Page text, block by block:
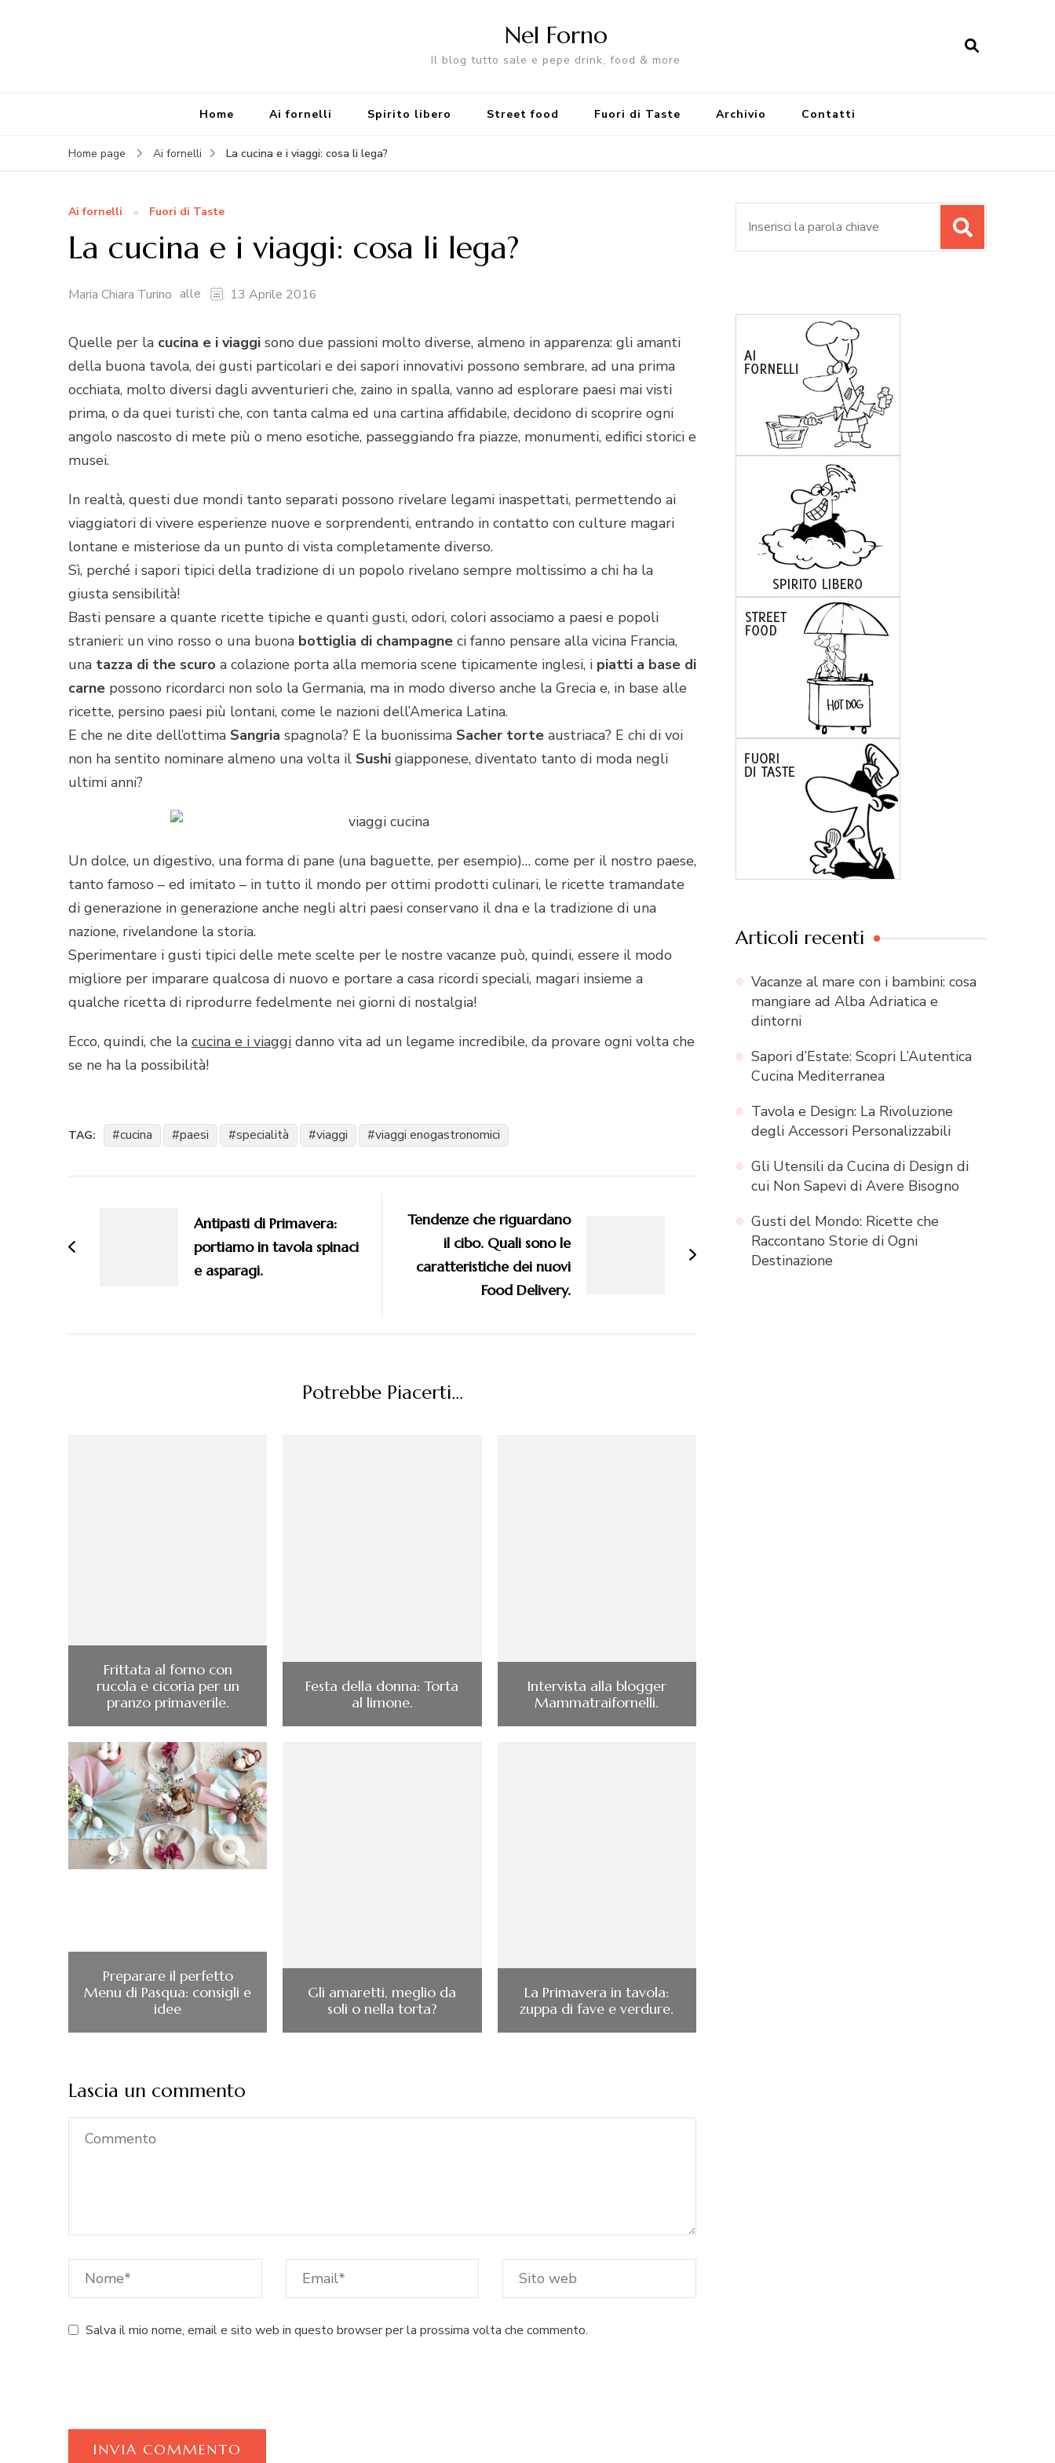
Nel Forno
Il blog tutto sale e pepe drink, food & more
Home Ai fornelli Spirito libero Street food Fuori di Taste Archivio Contatti
Home page Ai fornelli La cucina e i viaggi: cosa li lega?
Ai fornelli Fuori di Taste
La cucina e i viaggi: cosa li lega?
Maria Chiara Turino alle 13 Aprile 2016
Quelle per la cucina e i viaggi sono due passioni molto diverse, almeno in apparenza: gli amanti
della buona tavola, dei gusti particolari e dei sapori innovativi possono sembrare, ad una prima
occhiata, molto diversi dagli avventurieri che, zaino in spalla, vanno ad esplorare paesi mai visti
prima, o da quei turisti che, con tanta calma ed una cartina affidabile, decidono di scoprire ogni
angolo nascosto di mete più o meno esotiche, passeggiando fra piazze, monumenti, edifici storici e
musei.
In realtà, questi due mondi tanto separati possono rivelare legami inaspettati, permettendo ai
viaggiatori di vivere esperienze nuove e sorprendenti, entrando in contatto con culture magari
lontane e misteriose da un punto di vista completamente diverso.
Sì, perché i sapori tipici della tradizione di un popolo rivelano sempre moltissimo a chi ha la
giusta sensibilità!
Basti pensare a quante ricette tipiche e quanti gusti, odori, colori associamo a paesi e popoli
stranieri: un vino rosso o una buona bottiglia di champagne ci fanno pensare alla vicina Francia,
una tazza di the scuro a colazione porta alla memoria scene tipicamente inglesi, i piatti a base di
carne possono ricordarci non solo la Germania, ma in modo diverso anche la Grecia e, in base alle
ricette, persino paesi più lontani, come le nazioni dell’America Latina.
E che ne dite dell’ottima Sangria spagnola? E la buonissima Sacher torte austriaca? E chi di voi
non ha sentito nominare almeno una volta il Sushi giapponese, diventato tanto di moda negli
ultimi anni?
Un dolce, un digestivo, una forma di pane (una baguette, per esempio)… come per il nostro paese,
tanto famoso – ed imitato – in tutto il mondo per ottimi prodotti culinari, le ricette tramandate
di generazione in generazione anche negli altri paesi conservano il dna e la tradizione di una
nazione, rivelandone la storia.
Sperimentare i gusti tipici delle mete scelte per le nostre vacanze può, quindi, essere il modo
migliore per imparare qualcosa di nuovo e portare a casa ricordi speciali, magari insieme a
qualche ricetta di riprodurre fedelmente nei giorni di nostalgia!
Ecco, quindi, che la cucina e i viaggi danno vita ad un legame incredibile, da provare ogni volta che
se ne ha la possibilità!
TAG: cucina paesi specialità viaggi viaggi enogastronomici
Antipasti di Primavera:
portiamo in tavola spinaci
e asparagi.
Tendenze che riguardano
il cibo. Quali sono le
caratteristiche dei nuovi
Food Delivery.
Potrebbe Piacerti...
Frittata al forno con
rucola e cicoria per un
pranzo primaverile.
Festa della donna: Torta
al limone.
Intervista alla blogger
Mammatraifornelli.
Preparare il perfetto
Menu di Pasqua: consigli e
idee
Gli amaretti, meglio da
soli o nella torta?
La Primavera in tavola:
zuppa di fave e verdure.
Lascia un commento
Salva il mio nome, email e sito web in questo browser per la prossima volta che commento.
Articoli recenti
Vacanze al mare con i bambini: cosa
mangiare ad Alba Adriatica e
dintorni
Sapori d’Estate: Scopri L’Autentica
Cucina Mediterranea
Tavola e Design: La Rivoluzione
degli Accessori Personalizzabili
Gli Utensili da Cucina di Design di
cui Non Sapevi di Avere Bisogno
Gusti del Mondo: Ricette che
Raccontano Storie di Ogni
Destinazione